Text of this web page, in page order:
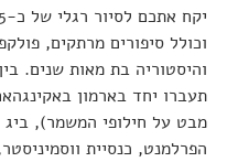
וכולל סיפורים מרתקים,
והיסטוריה בת מאות שנים.
תעברו יחד בארמון
מבט על חילופי המשמר), ביג
הפרלמנט, כנסיית